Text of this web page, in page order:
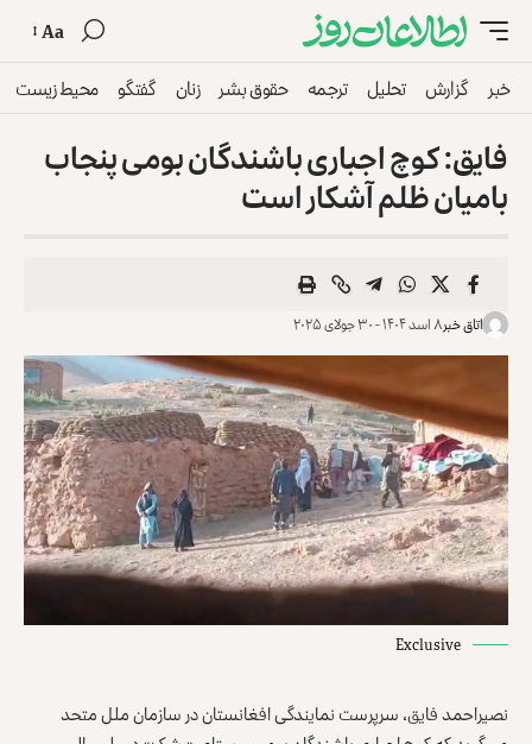
Aa
خبر گزارش تحلیل ترجمه حقوق بشر زنان گفتگو محیط زیست
فایق: کوچ اجباری باشندگان بومی پنجاب
بامیان ظلم آشکار است
اتاق خبر۸ اسد ۱۴۰۴ - ۳۰ جولای ۲۰۲۵
Exclusive
نصیراحمد فایق، سرپرست نمایندگی افغانستان در سازمان ملل متحد